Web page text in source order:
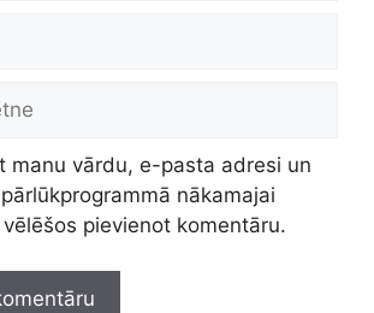
manu vārdu, e-pasta adresi un
nākamajai
pievienot komentāru.